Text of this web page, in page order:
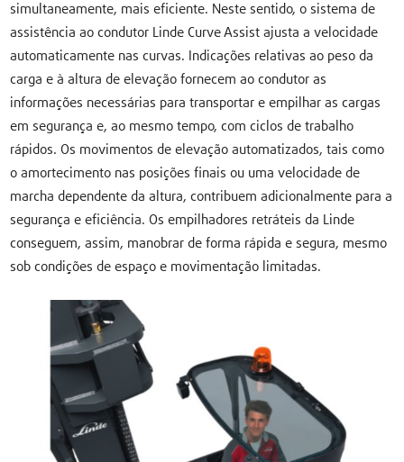
simultaneamente, mais eficiente. Neste sentido, o sistema de
assistência ao condutor Linde Curve Assist ajusta a velocidade
automaticamente nas curvas. Indicações relativas ao peso da
carga e à altura de elevação fornecem ao condutor as
informações necessárias para transportar e empilhar as cargas
em segurança e, ao mesmo tempo, com ciclos de trabalho
rápidos. Os movimentos de elevação automatizados, tais como
o amortecimento nas posições finais ou uma velocidade de
marcha dependente da altura, contribuem adicionalmente para a
segurança e eficiência. Os empilhadores retráteis da Linde
conseguem, assim, manobrar de forma rápida e segura, mesmo
sob condições de espaço e movimentação limitadas.